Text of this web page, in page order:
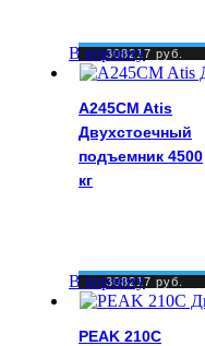
В корзину
A245CM Atis
Двухстоечный
подъемник 4500
кг
308217 руб.
В корзину
PEAK 210C
308217 руб.